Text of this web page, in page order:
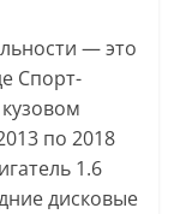
— это
Спорт-
по 2018
1.6
дисковые